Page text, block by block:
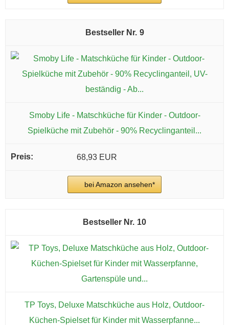
9
Smoby Life - Matschküche für Kinder - Outdoor-
Spielküche mit Zubehör - 90% Recyclinganteil...
68,93 EUR
bei Amazon ansehen*
10
TP Toys, Deluxe Matschküche aus Holz, Outdoor-
Küchen-Spielset für Kinder mit Wasserpfanne...